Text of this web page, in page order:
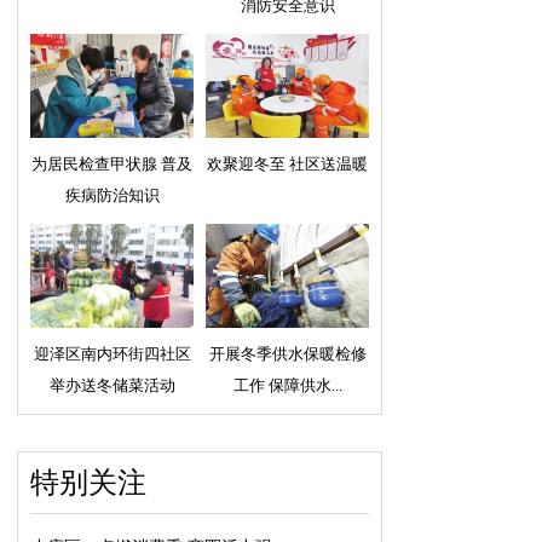
消防安全意识
为居民检查甲状腺 普及
疾病防治知识
欢聚迎冬至 社区送温暖
迎泽区南内环街四社区
举办送冬储菜活动
开展冬季供水保暖检修
工作 保障供水...
特别关注